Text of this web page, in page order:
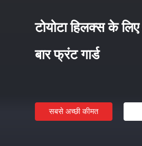
टोयोटा हिलक्स के
बार फ्रंट गार्ड
सबसे अच्छी कीमत